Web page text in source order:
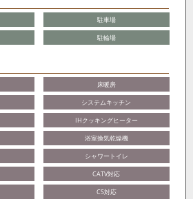
駐車場
駐輪場
床暖房
システムキッチン
IHクッキングヒーター
浴室換気乾燥機
シャワートイレ
CATV対応
CS対応